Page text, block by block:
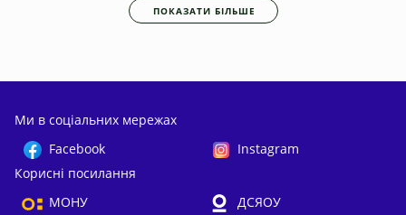
ПОКАЗАТИ БІЛЬШЕ
Ми в соціальних мережах
Facebook
Instagram
Корисні посилання
МОНУ
ДСЯОУ